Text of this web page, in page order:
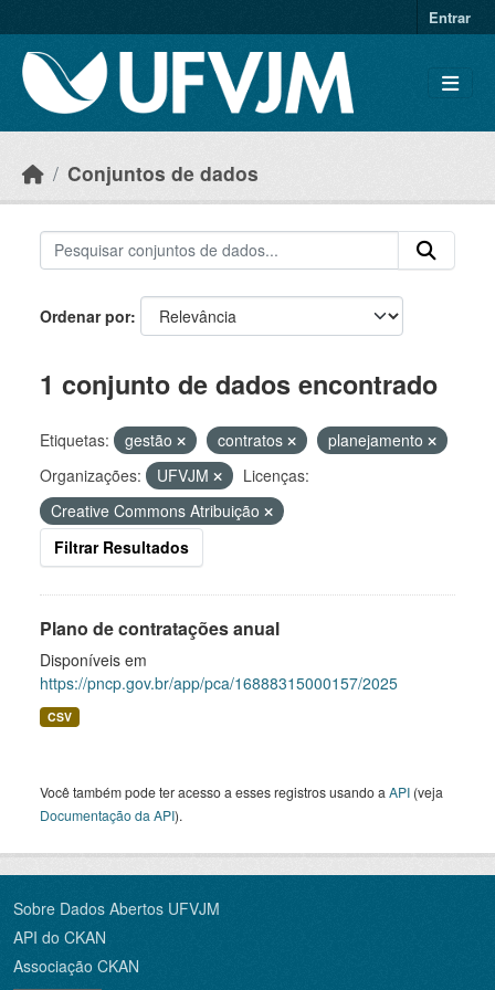
Entrar
Conjuntos de dados
Ordenar por
1 conjunto de dados encontrado
Etiquetas: gestão contratos
planejamento
Organizações:
UFVJM
Licenças:
Creative Commons Atribuição
Filtrar Resultados
Plano de contratações anual
Disponíveis em
https://pncp.gov.br/app/pca/16888315000157/2025
CSV
Você também pode ter acesso a esses registros usando a API (veja
Documentação da API).
Sobre Dados Abertos UFVJM
API do CKAN
Associação CKAN